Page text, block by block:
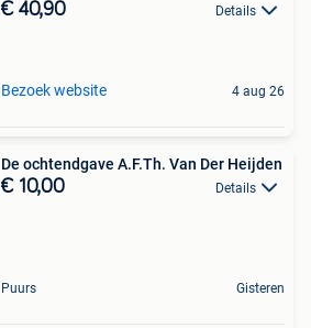
€ 40,90 Details
Bezoek website 4 aug 26
De ochtendgave A.F.Th. Van Der Heijden
€ 10,00 Details
Puurs Gisteren